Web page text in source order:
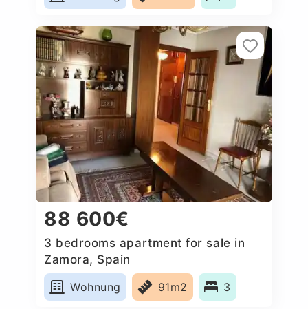
88 600€
3 bedrooms apartment for sale in
Zamora, Spain
Wohnung
91m2 3